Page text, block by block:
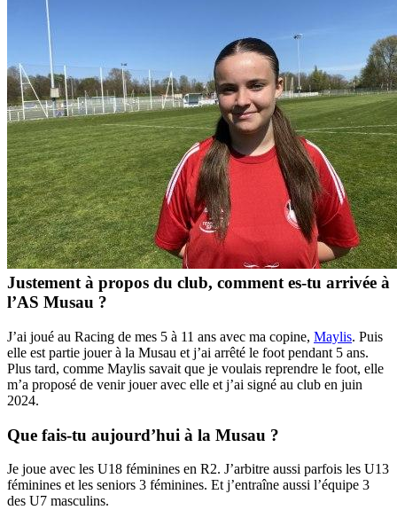
Justement à propos du club, comment es-tu arrivée à
l’AS Musau ?
J’ai joué au Racing de mes 5 à 11 ans avec ma copine, Maylis. Puis
elle est partie jouer à la Musau et j’ai arrêté le foot pendant 5 ans.
Plus tard, comme Maylis savait que je voulais reprendre le foot, elle
m’a proposé de venir jouer avec elle et j’ai signé au club en juin
2024.
Que fais-tu aujourd’hui à la Musau ?
Je joue avec les U18 féminines en R2. J’arbitre aussi parfois les U13
féminines et les seniors 3 féminines. Et j’entraîne aussi l’équipe 3
des U7 masculins.